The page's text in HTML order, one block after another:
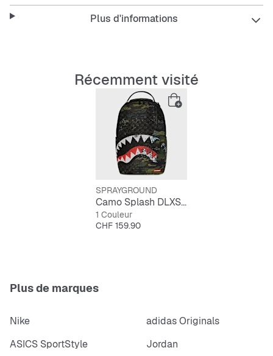
Features:
Résistant pour un usage quotidien
Beaucoup d’espace pour tes affaires
Look urbain qui attire l’attention
Plus d'informations
Récemment visité
SPRAYGROUND
Camo Splash DLXSV Backpack
1 Couleur
Prix
CHF 159.90
Plus de marques
Nike
adidas Originals
ASICS SportStyle
Jordan